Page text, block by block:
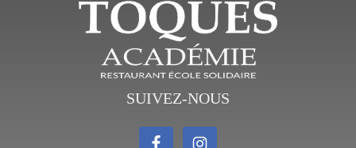
SUIVEZ-NOUS